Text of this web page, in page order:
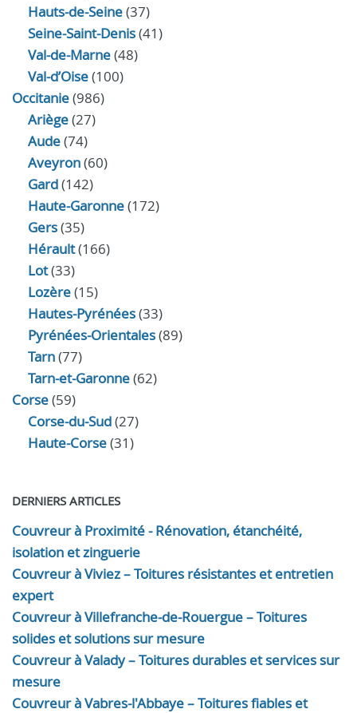
Hauts-de-Seine(37)
Seine-Saint-Denis(41)
Val-de-Marne(48)
Val-d’Oise(100)
Occitanie(986)
Ariège(27)
Aude(74)
Aveyron(60)
Gard(142)
Haute-Garonne(172)
Gers(35)
Hérault(166)
Lot(33)
Lozère(15)
Hautes-Pyrénées(33)
Pyrénées-Orientales(89)
Tarn(77)
Tarn-et-Garonne(62)
Corse(59)
Corse-du-Sud(27)
Haute-Corse(31)
DERNIERS ARTICLES
Couvreur à Proximité - Rénovation, étanchéité,
isolation et zinguerie
Couvreur à Viviez – Toitures résistantes et entretien
expert
Couvreur à Villefranche-de-Rouergue – Toitures
solides et solutions sur mesure
Couvreur à Valady – Toitures durables et services sur
mesure
Couvreur à Vabres-l'Abbaye – Toitures fiables et